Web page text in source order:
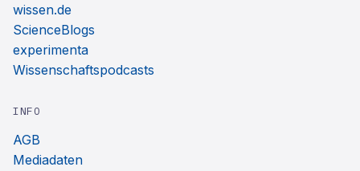
wissen.de
ScienceBlogs
experimenta
Wissenschaftspodcasts
INFO
AGB
Mediadaten